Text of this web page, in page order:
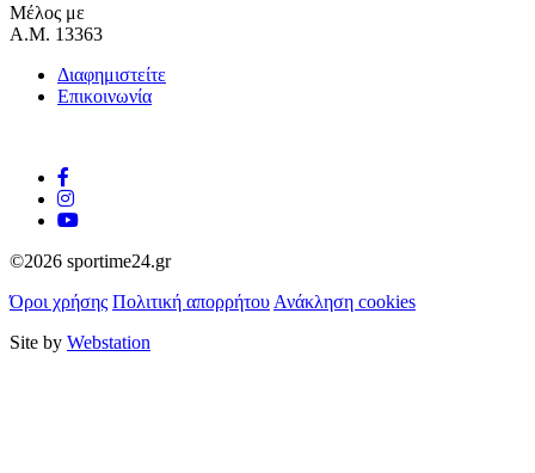
Μέλος με
Α.Μ. 13363
Διαφημιστείτε
Επικοινωνία
©2026 sportime24.gr
Όροι χρήσης Πολιτική απορρήτου Ανάκληση cookies
Site by Webstation